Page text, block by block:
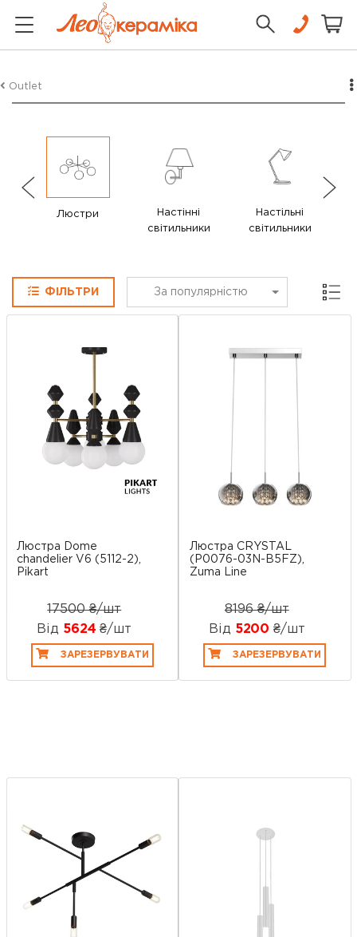
Outlet
Люстри
Настінні
світильники
Настільні
світильники
ФІЛЬТРИ За популярністю Сітка
Люстра Dome
chandelier V6 (5112-2),
Pikart
17500 ₴/шт
Від 5624₴/шт
ЗАРЕЗЕРВУВАТИ
Люстра CRYSTAL
(P0076-03N-B5FZ),
Zuma Line
8196 ₴/шт
Від 5200 ₴/шт
ЗАРЕЗЕРВУВАТИ